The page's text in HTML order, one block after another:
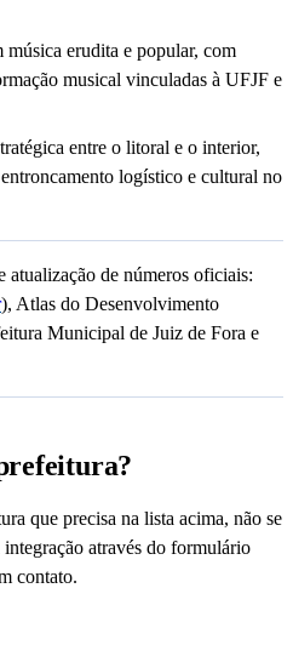
música erudita e popular, com
musical vinculadas à UFJF e
entre o litoral e o interior,
logístico e cultural no
atualização de números oficiais:
), Atlas do Desenvolvimento
Municipal de Juiz de Fora e
que precisa na lista acima, não se
através do formulário
contato.